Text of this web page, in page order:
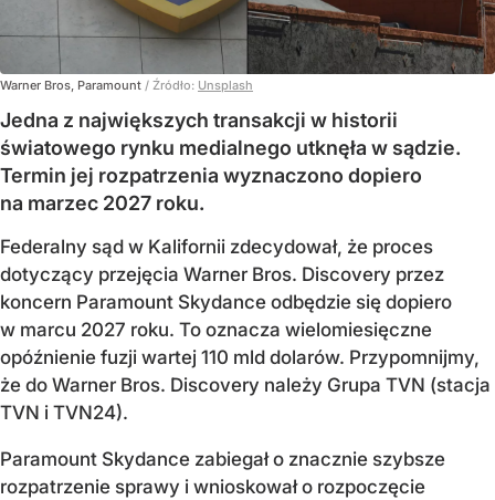
Warner Bros, Paramount / Źródło: Unsplash
Jedna z największych transakcji w historii
światowego rynku medialnego utknęła w sądzie.
Termin jej rozpatrzenia wyznaczono dopiero
na marzec 2027 roku.
Federalny sąd w Kalifornii zdecydował, że proces
dotyczący przejęcia Warner Bros. Discovery przez
koncern Paramount Skydance odbędzie się dopiero
w marcu 2027 roku. To oznacza wielomiesięczne
opóźnienie fuzji wartej 110 mld dolarów. Przypomnijmy,
że do Warner Bros. Discovery należy Grupa TVN (stacja
TVN i TVN24).
Paramount Skydance zabiegał o znacznie szybsze
rozpatrzenie sprawy i wnioskował o rozpoczęcie